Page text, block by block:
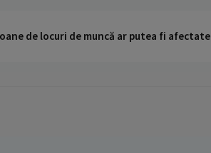
de locuri de muncă ar putea fi afectate